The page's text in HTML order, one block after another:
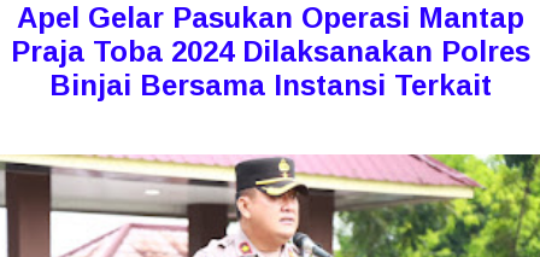
Apel Gelar Pasukan Operasi Mantap
Praja Toba 2024 Dilaksanakan Polres
Binjai Bersama Instansi Terkait